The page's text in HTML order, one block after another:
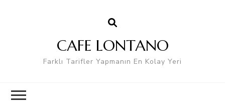
CAFE LONTANO
Farklı Tarifler Yapmanın En Kolay Yeri